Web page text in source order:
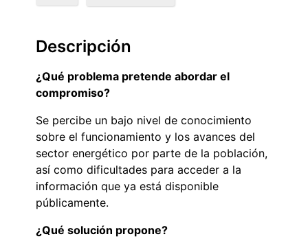
Descripción
¿Qué problema pretende abordar el
compromiso?
Se percibe un bajo nivel de conocimiento
sobre el funcionamiento y los avances del
sector energético por parte de la población,
así como dificultades para acceder a la
información que ya está disponible
públicamente.
¿Qué solución propone?